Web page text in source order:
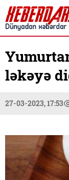
ləkəyə
27-03-2023, 17:53